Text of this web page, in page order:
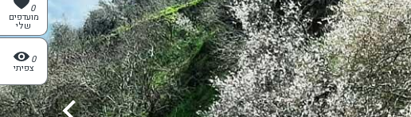
0
מועדפים
שלי
0
צפיתי